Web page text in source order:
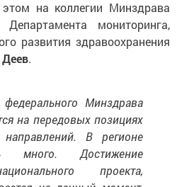
на коллегии Минздрава
мониторинга,
развития здравоохранения
.
Минздрава
на передовых позициях
В регионе
много. Достижение
проекта,